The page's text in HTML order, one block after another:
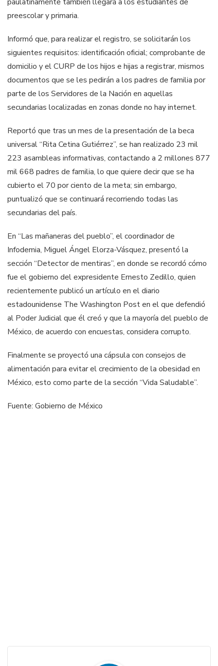
preescolar y primaria.
Informó que, para realizar el registro, se solicitarán los
siguientes requisitos: identificación oficial; comprobante de
domicilio y el CURP de los hijos e hijas a registrar, mismos
documentos que se les pedirán a los padres de familia por
parte de los Servidores de la Nación en aquellas
secundarias localizadas en zonas donde no hay internet.
Reportó que tras un mes de la presentación de la beca
universal “Rita Cetina Gutiérrez”, se han realizado 23 mil
223 asambleas informativas, contactando a 2 millones 877
mil 668 padres de familia, lo que quiere decir que se ha
cubierto el 70 por ciento de la meta; sin embargo,
puntualizó que se continuará recorriendo todas las
secundarias del país.
En “Las mañaneras del pueblo”, el coordinador de
Infodemia, Miguel Ángel Elorza-Vásquez, presentó la
sección “Detector de mentiras”, en donde se recordó cómo
fue el gobierno del expresidente Ernesto Zedillo, quien
recientemente publicó un artículo en el diario
estadounidense The Washington Post en el que defendió
al Poder Judicial que él creó y que la mayoría del pueblo de
México, de acuerdo con encuestas, considera corrupto.
Finalmente se proyectó una cápsula con consejos de
alimentación para evitar el crecimiento de la obesidad en
México, esto como parte de la sección “Vida Saludable”.
Fuente: Gobierno de México